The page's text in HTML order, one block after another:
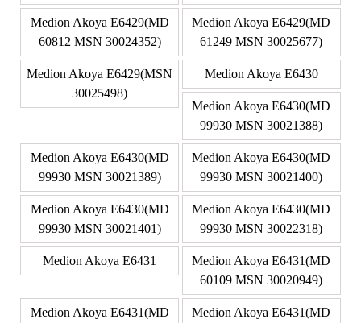
Medion Akoya E6429(MD
60812 MSN 30024352)
Medion Akoya E6429(MD
61249 MSN 30025677)
Medion Akoya E6429(MSN
30025498)
Medion Akoya E6430
Medion Akoya E6430(MD
99930 MSN 30021388)
Medion Akoya E6430(MD
99930 MSN 30021389)
Medion Akoya E6430(MD
99930 MSN 30021400)
Medion Akoya E6430(MD
99930 MSN 30021401)
Medion Akoya E6430(MD
99930 MSN 30022318)
Medion Akoya E6431
Medion Akoya E6431(MD
60109 MSN 30020949)
Medion Akoya E6431(MD
Medion Akoya E6431(MD